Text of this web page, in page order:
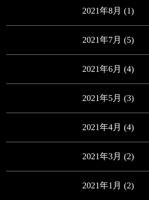
2021年8月 (1)
2021年7月 (5)
2021年6月 (4)
2021年5月 (3)
2021年4月 (4)
2021年3月 (2)
2021年1月 (2)